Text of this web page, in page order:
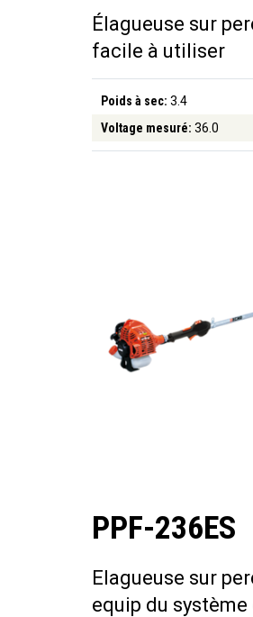
Élagueuse sur
facile à utiliser
Poids à sec: 3.4
Voltage mesuré: 36.0
PPF-236ES
Elagueuse sur
equip du